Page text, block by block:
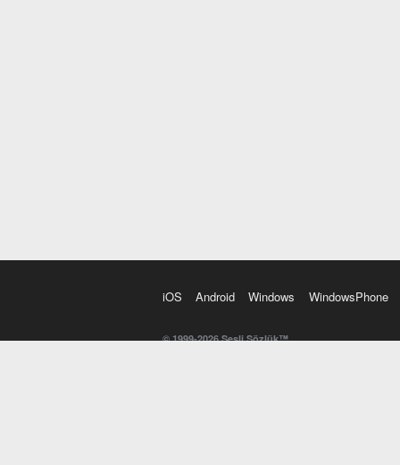
iOS Android Windows WindowsPhone
© 1999-2026 Sesli Sözlük™